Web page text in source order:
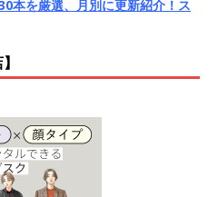
本を厳選、月別に更新紹介！ス